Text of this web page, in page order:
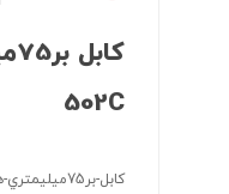
502C